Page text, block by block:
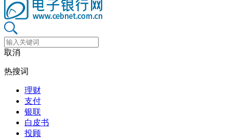
取消
热搜词
理财
支付
银联
白皮书
投顾